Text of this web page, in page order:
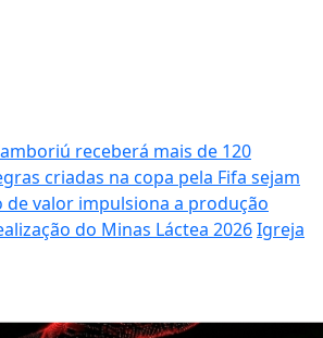
receberá mais de 120
criadas na copa pela Fifa sejam
valor impulsiona a produção
do Minas Láctea 2026Igreja